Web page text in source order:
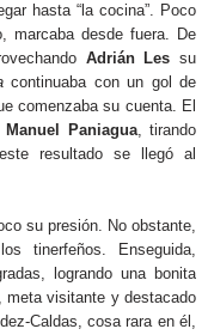
hasta “la cocina”. Poco
marcaba desde fuera. De
Adrián Les su
continuaba con un gol de
comenzaba su cuenta. El
Manuel Paniagua, tirando
resultado se llegó al
su presión. No obstante,
tinerfeños. Enseguida,
logrando una bonita
meta visitante y destacado
Caldas, cosa rara en él,